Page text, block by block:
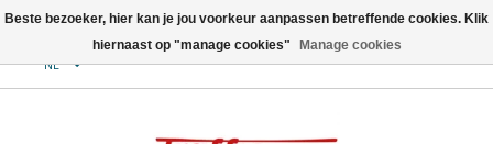
NL
Beste bezoeker, hier kan je jou voorkeur aanpassen betreffende cookies. Klik
hiernaast op "manage cookies"
Manage cookies